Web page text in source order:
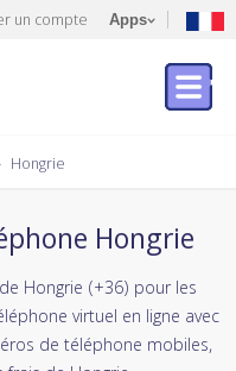
un compte Apps
Hongrie
Hongrie
Hongrie (+36) pour les
virtuel en ligne avec
de téléphone mobiles,